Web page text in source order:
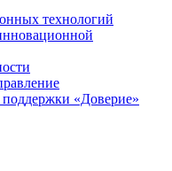
технологий
«Доверие»